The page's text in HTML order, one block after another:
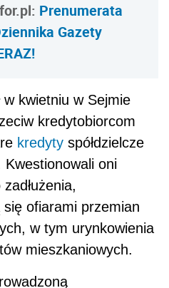
Prenumerata
Gazety
w kwietniu w Sejmie
kredytobiorcom
kredyty spółdzielcze
oni
ofiarami przemian
w tym urynkowienia
mieszkaniowych.